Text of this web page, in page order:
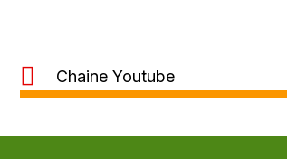
Chaine Youtube